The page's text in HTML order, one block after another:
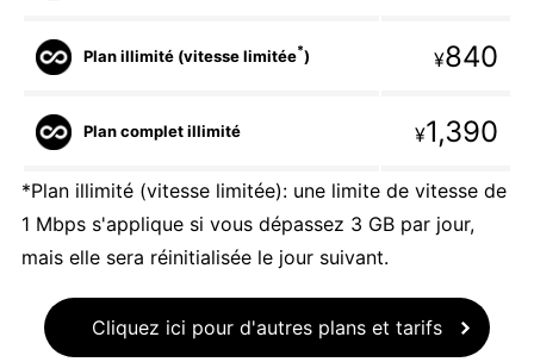
Plan illimité (vitesse limitée*) ¥840
Plan complet illimité ¥1,390
*Plan illimité (vitesse limitée): une limite de vitesse de
1 Mbps s'applique si vous dépassez 3 GB par jour,
mais elle sera réinitialisée le jour suivant.
Cliquez ici pour d'autres plans et tarifs